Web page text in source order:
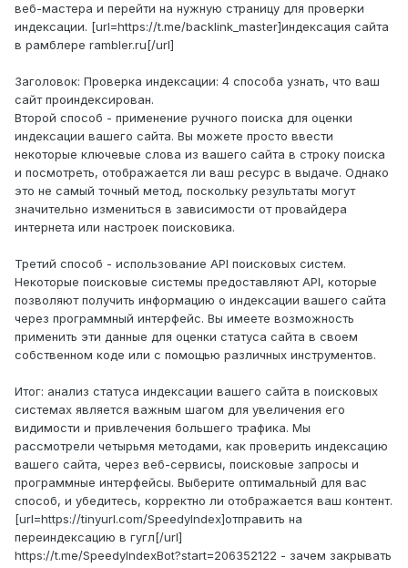
веб-мастера и перейти на нужную страницу для проверки
индексации. [url=https://t.me/backlink_master]индексация сайта
в рамблере rambler.ru[/url]
Заголовок: Проверка индексации: 4 способа узнать, что ваш
сайт проиндексирован.
Второй способ - применение ручного поиска для оценки
индексации вашего сайта. Вы можете просто ввести
некоторые ключевые слова из вашего сайта в строку поиска
и посмотреть, отображается ли ваш ресурс в выдаче. Однако
это не самый точный метод, поскольку результаты могут
значительно измениться в зависимости от провайдера
интернета или настроек поисковика.
Третий способ - использование API поисковых систем.
Некоторые поисковые системы предоставляют API, которые
позволяют получить информацию о индексации вашего сайта
через программный интерфейс. Вы имеете возможность
применить эти данные для оценки статуса сайта в своем
собственном коде или с помощью различных инструментов.
Итог: анализ статуса индексации вашего сайта в поисковых
системах является важным шагом для увеличения его
видимости и привлечения большего трафика. Мы
рассмотрели четырьмя методами, как проверить индексацию
вашего сайта, через веб-сервисы, поисковые запросы и
программные интерфейсы. Выберите оптимальный для вас
способ, и убедитесь, корректно ли отображается ваш контент.
[url=https://tinyurl.com/SpeedyIndex]отправить на
переиндексацию в гугл[/url]
https://t.me/SpeedyIndexBot?start=206352122 - зачем закрывать